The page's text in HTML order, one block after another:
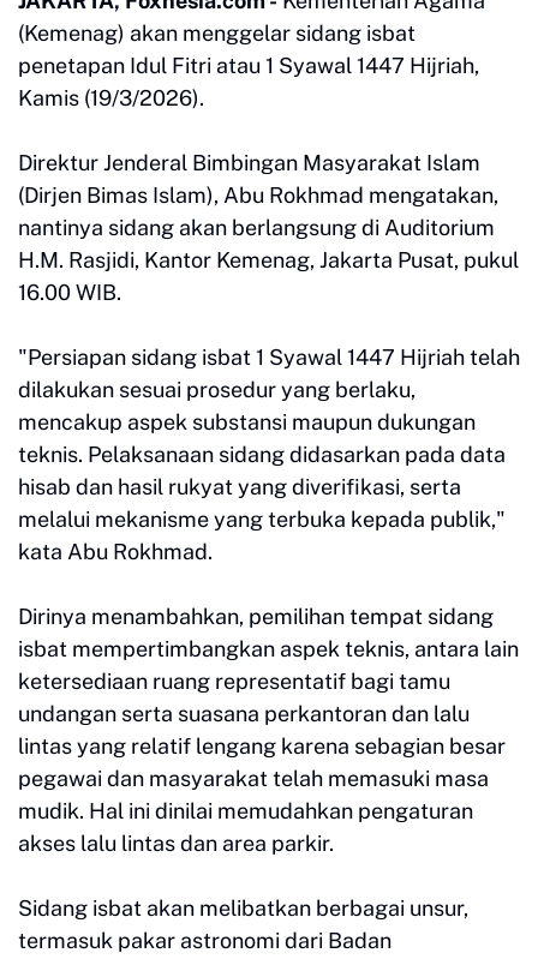
(Kemenag) akan menggelar sidang isbat
penetapan Idul Fitri atau 1 Syawal 1447 Hijriah,
Kamis (19/3/2026).
Direktur Jenderal Bimbingan Masyarakat Islam
(Dirjen Bimas Islam), Abu Rokhmad mengatakan,
nantinya sidang akan berlangsung di Auditorium
H.M. Rasjidi, Kantor Kemenag, Jakarta Pusat, pukul
16.00 WIB.
"Persiapan sidang isbat 1 Syawal 1447 Hijriah telah
dilakukan sesuai prosedur yang berlaku,
mencakup aspek substansi maupun dukungan
teknis. Pelaksanaan sidang didasarkan pada data
hisab dan hasil rukyat yang diverifikasi, serta
melalui mekanisme yang terbuka kepada publik,"
kata Abu Rokhmad.
Dirinya menambahkan, pemilihan tempat sidang
isbat mempertimbangkan aspek teknis, antara lain
ketersediaan ruang representatif bagi tamu
undangan serta suasana perkantoran dan lalu
lintas yang relatif lengang karena sebagian besar
pegawai dan masyarakat telah memasuki masa
mudik. Hal ini dinilai memudahkan pengaturan
akses lalu lintas dan area parkir.
Sidang isbat akan melibatkan berbagai unsur,
termasuk pakar astronomi dari Badan